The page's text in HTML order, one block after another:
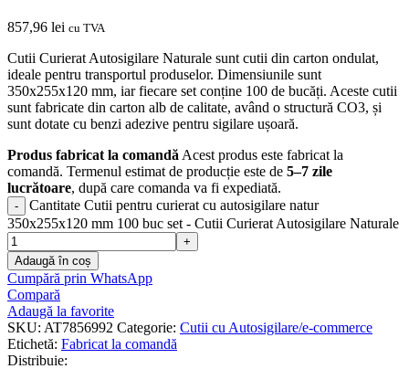
857,96 lei cu TVA
Cutii Curierat Autosigilare Naturale sunt cutii din carton ondulat,
ideale pentru transportul produselor. Dimensiunile sunt
350x255x120 mm, iar fiecare set conține 100 de bucăți. Aceste cutii
sunt fabricate din carton alb de calitate, având o structură CO3, și
sunt dotate cu benzi adezive pentru sigilare ușoară.
Produs fabricat la comandă Acest produs este fabricat la
comandă. Termenul estimat de producție este de 5–7 zile
lucrătoare, după care comanda va fi expediată.
Cantitate Cutii pentru curierat cu autosigilare natur
350x255x120 mm 100 buc set - Cutii Curierat Autosigilare Naturale
Adaugă în coș
Cumpără prin WhatsApp
Compară
Adaugă la favorite
SKU: AT7856992 Categorie: Cutii cu Autosigilare/e-commerce
Etichetă: Fabricat la comandă
Distribuie: